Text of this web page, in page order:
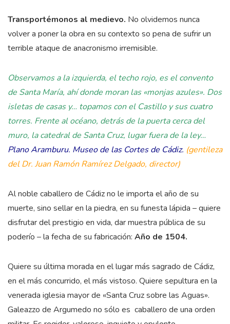
Transportémonos al medievo. No olvidemos nunca
volver a poner la obra en su contexto so pena de sufrir un
terrible ataque de anacronismo irremisible.
Observamos a la izquierda, el techo rojo, es el convento
de Santa María, ahí donde moran las «monjas azules». Dos
isletas de casas y… topamos con el Castillo y sus cuatro
torres. Frente al océano, detrás de la puerta cerca del
muro, la catedral de Santa Cruz, lugar fuera de la ley…
Plano Aramburu. Museo de las Cortes de Cádiz. (gentileza
del Dr. Juan Ramón Ramírez Delgado, director)
Al noble caballero de Cádiz no le importa el año de su
muerte, sino sellar en la piedra, en su funesta lápida – quiere
disfrutar del prestigio en vida, dar muestra pública de su
poderío – la fecha de su fabricación: Año de 1504.
Quiere su última morada en el lugar más sagrado de Cádiz,
en el más concurrido, el más vistoso. Quiere sepultura en la
venerada iglesia mayor de «Santa Cruz sobre las Aguas».
Galeazzo de Argumedo no sólo es caballero de una orden